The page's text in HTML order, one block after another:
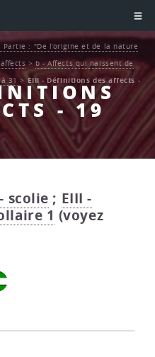
- 19
Partie : "De l’origine et de la nature
>b - Affects qui naissent de
31 >EIII - Définitions des affects -
scolie ; EIII -
1 (voyez